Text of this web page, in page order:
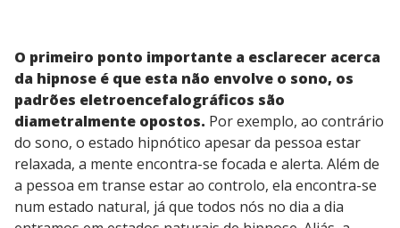
O primeiro ponto importante a esclarecer acerca
da hipnose é que esta não envolve o sono, os
padrões eletroencefalográficos são
diametralmente opostos. Por exemplo, ao contrário
do sono, o estado hipnótico apesar da pessoa estar
relaxada, a mente encontra-se focada e alerta. Além de
a pessoa em transe estar ao controlo, ela encontra-se
num estado natural, já que todos nós no dia a dia